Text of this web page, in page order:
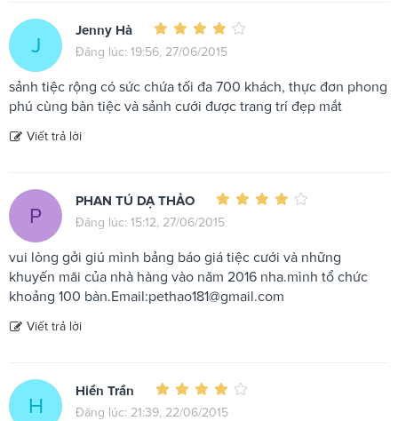
J
Jenny Hà
Đăng lúc: 19:56, 27/06/2015
sảnh tiệc rộng có sức chứa tối đa 700 khách, thực đơn phong
phú cùng bàn tiệc và sảnh cưới được trang trí đẹp mắt
Viết trả lời
P
PHAN TÚ DẠ THẢO
Đăng lúc: 15:12, 27/06/2015
vui lòng gởi giú mình bảng báo giá tiệc cưới và những
khuyến mãi của nhà hàng vào năm 2016 nha.mình tổ chức
khoảng 100 bàn.Email:pethao181@gmail.com
Viết trả lời
H
Hiền Trần
Đăng lúc: 21:39, 22/06/2015